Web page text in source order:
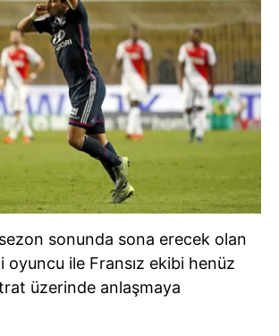
sonunda sona erecek olan
oyuncu ile Fransız ekibi henüz
üzerinde anlaşmaya